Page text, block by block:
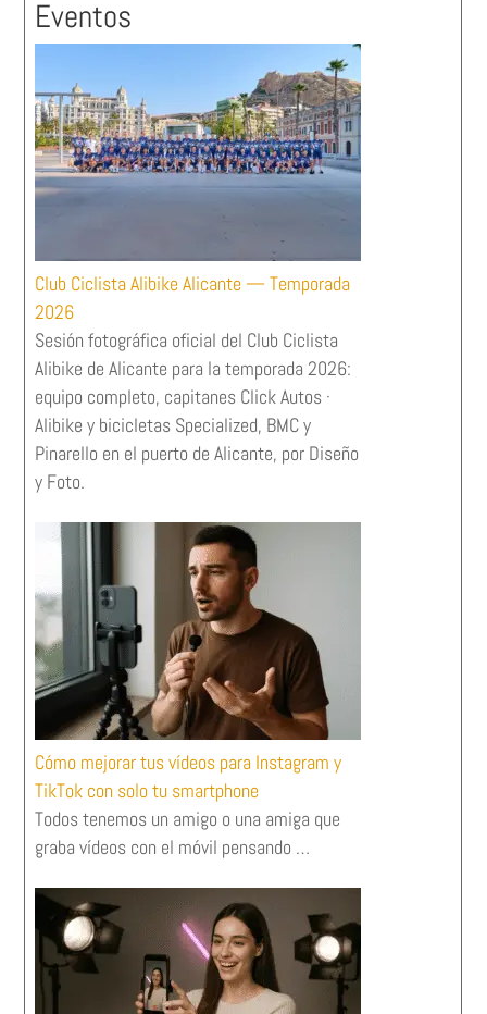
Eventos
Club Ciclista Alibike Alicante — Temporada
2026
Sesión fotográfica oficial del Club Ciclista
Alibike de Alicante para la temporada 2026:
equipo completo, capitanes Click Autos ·
Alibike y bicicletas Specialized, BMC y
Pinarello en el puerto de Alicante, por Diseño
y Foto.
Cómo mejorar tus vídeos para Instagram y
TikTok con solo tu smartphone
Todos tenemos un amigo o una amiga que
graba vídeos con el móvil pensando …